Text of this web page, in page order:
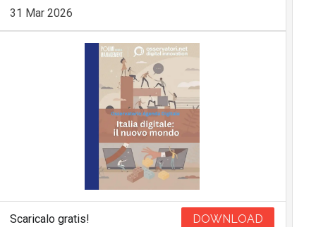
31 Mar 2026
Scaricalo gratis! DOWNLOAD